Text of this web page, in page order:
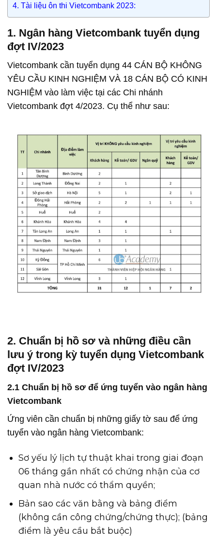
4. Tài liệu ôn thi Vietcombank 2023:
1. Ngân hàng Vietcombank tuyển dụng
đợt IV/2023
Vietcombank cần tuyển dụng 44 CÁN BỘ KHÔNG
YÊU CẦU KINH NGHIỆM VÀ 18 CÁN BỘ CÓ KINH
NGHIỆM vào làm việc tại các Chi nhánh
Vietcombank đợt 4/2023. Cụ thể như sau:
2. Chuẩn bị hồ sơ và những điều cần
lưu ý trong kỳ tuyển dụng Vietcombank
đợt IV/2023
2.1 Chuẩn bị hồ sơ để ứng tuyển vào ngân hàng
Vietcombank
Ứng viên cần chuẩn bị những giấy tờ sau để ứng
tuyển vào ngân hàng Vietcombank:
Sơ yếu lý lịch tự thuật khai trong giai đoạn
06 tháng gần nhất có chứng nhận của cơ
quan nhà nước có thẩm quyền;
Bản sao các văn bằng và bảng điểm
(không cần công chứng/chứng thực); (bảng
điểm là yêu cầu bắt buộc)